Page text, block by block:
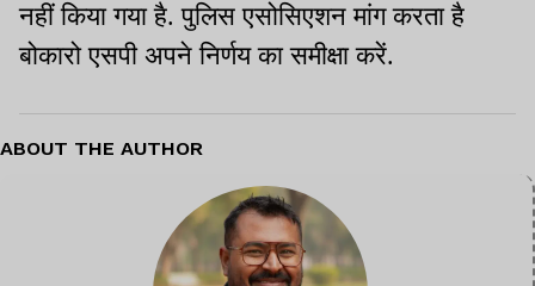
नहीं किया गया है. पुलिस एसोसिएशन मांग करता है
बोकारो एसपी अपने निर्णय का समीक्षा करें.
ABOUT THE AUTHOR